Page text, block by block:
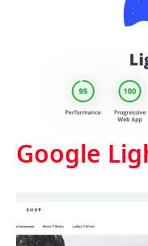
Google